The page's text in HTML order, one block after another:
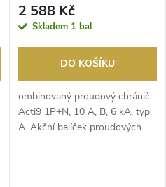
2 588 Kč
Skladem 1 bal
DO KOŠÍKU
ombinovaný proudový chránič
Acti9 1P+N, 10 A, B, 6 kA, typ
A. Akční balíček proudových
chráničů s ji...